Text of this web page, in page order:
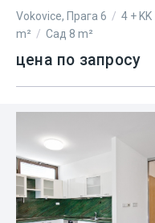
Vokovice, Прага 6 / 4 + KK
m² / Сад 8 m²
цена по запросу